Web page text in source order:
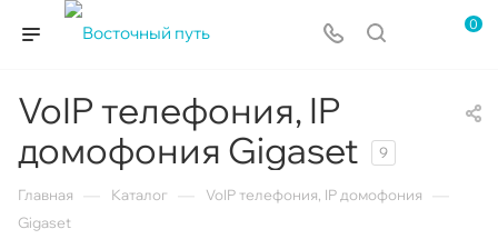
0
VoIP телефония, IP
домофония Gigaset
9
Главная Каталог VoIP телефония, IP домофония
Gigaset